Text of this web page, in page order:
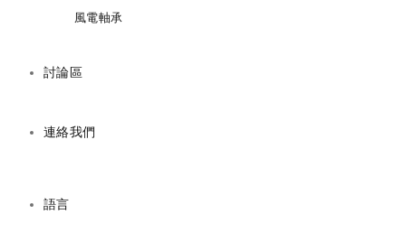
風電軸承
討論區
連絡我們
語言